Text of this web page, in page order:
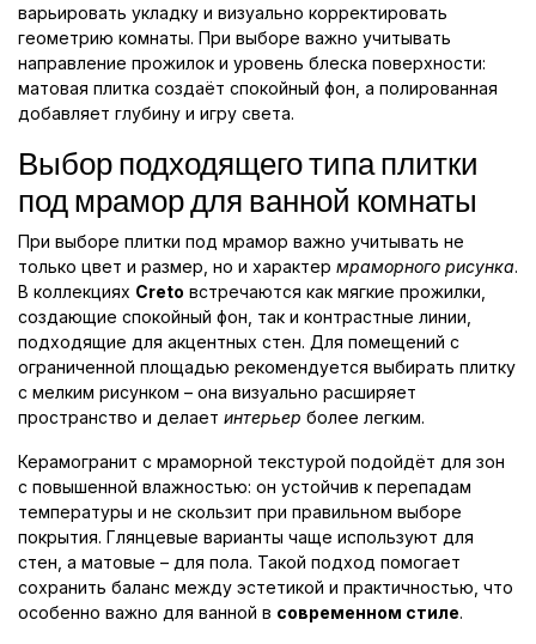
варьировать укладку и визуально корректировать
геометрию комнаты. При выборе важно учитывать
направление прожилок и уровень блеска поверхности:
матовая плитка создаёт спокойный фон, а полированная
добавляет глубину и игру света.
Выбор подходящего типа плитки
под мрамор для ванной комнаты
При выборе плитки под мрамор важно учитывать не
только цвет и размер, но и характер мраморного рисунка.
В коллекциях Creto встречаются как мягкие прожилки,
создающие спокойный фон, так и контрастные линии,
подходящие для акцентных стен. Для помещений с
ограниченной площадью рекомендуется выбирать плитку
с мелким рисунком – она визуально расширяет
пространство и делает интерьер более легким.
Керамогранит с мраморной текстурой подойдёт для зон
с повышенной влажностью: он устойчив к перепадам
температуры и не скользит при правильном выборе
покрытия. Глянцевые варианты чаще используют для
стен, а матовые – для пола. Такой подход помогает
сохранить баланс между эстетикой и практичностью, что
особенно важно для ванной в современном стиле.